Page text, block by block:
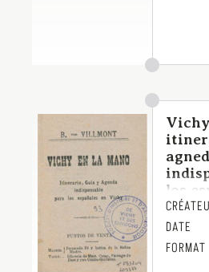
los
Vichy
DATE
FORMAT